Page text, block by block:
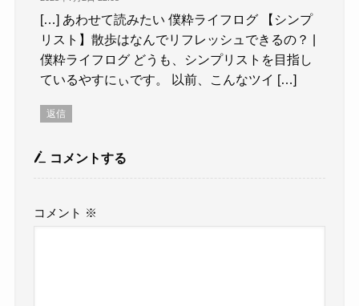
[…] あわせて読みたい 僕粋ライフログ 【シンプ
リスト】散歩はなんでリフレッシュできるの？ |
僕粋ライフログ どうも、シンプリストを目指し
ているやすにぃです。 以前、こんなツイ […]
返信
コメントする
コメント ※